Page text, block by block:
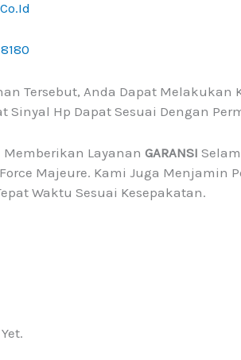
Tersebut, Anda Dapat Melakukan
Sinyal Hp Dapat Sesuai Dengan
Memberikan LayananGARANSI
Majeure. Kami Juga Menjamin
Waktu Sesuai Kesepakatan.